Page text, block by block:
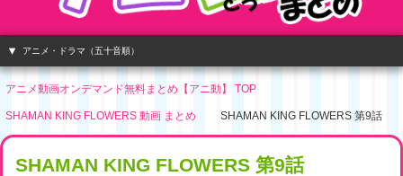
アニメ・ドラマ（五十音順）
アニメ動画オンデマンド無料まとめ【アニ動】 TOP
SHAMAN KING FLOWERS 動画 まとめ SHAMAN KING FLOWERS 第9話
SHAMAN KING FLOWERS 第9話